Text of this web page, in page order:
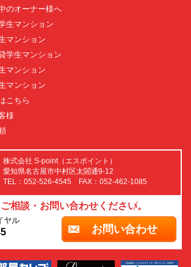
のオーナー様へ
生マンション
マンション
学生マンション
マンション
マンション
こちら
様
株式会社 S-point（エスポイント）
愛知県名古屋市中村区太閤通9-12
TEL：052-526-4545 FAX：052-462-1085
相談・お問い合わせください。
ヤル
お問い合わせ